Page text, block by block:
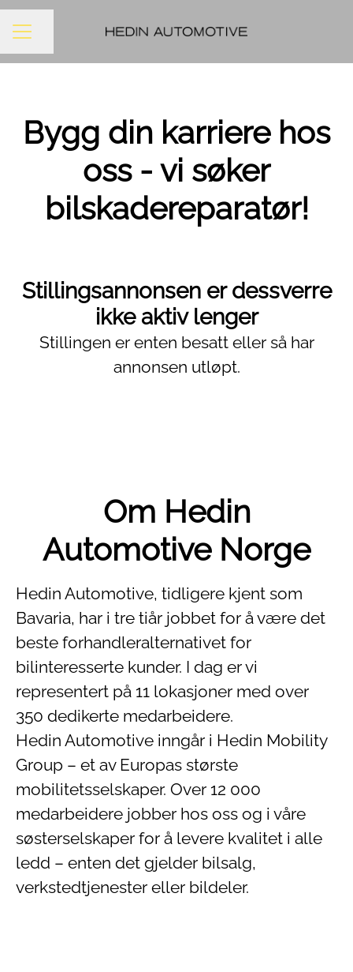
KARRIEREMENY
Del siden
Bygg din karriere hos
oss - vi søker
bilskadereparatør!
Stillingsannonsen er dessverre
ikke aktiv lenger
Stillingen er enten besatt eller så har
annonsen utløpt.
Om Hedin
Automotive Norge
Hedin Automotive, tidligere kjent som
Bavaria, har i tre tiår jobbet for å være det
beste forhandleralternativet for
bilinteresserte kunder. I dag er vi
representert på 11 lokasjoner med over
350 dedikerte medarbeidere.
Hedin Automotive inngår i Hedin Mobility
Group – et av Europas største
mobilitetsselskaper. Over 12 000
medarbeidere jobber hos oss og i våre
søsterselskaper for å levere kvalitet i alle
ledd – enten det gjelder bilsalg,
verkstedtjenester eller bildeler.